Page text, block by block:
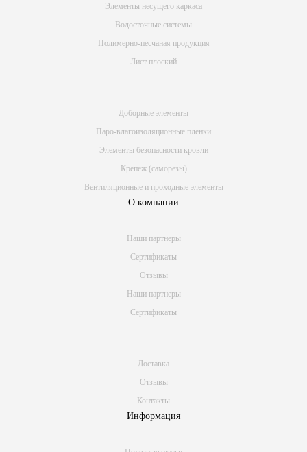
Элементы несущего каркаса
Водосточные системы
Полимерно-песчаная продукция
Лист плоский
Доборные элементы
Паро-влагоизоляционные пленки
Элементы безопасности кровли
Крепеж (саморезы)
Вентиляционные и проходные элементы
О компании
Наши партнеры
Сертификаты
Отзывы
Наши партнеры
Сертификаты
Доставка
Отзывы
Контакты
Информация